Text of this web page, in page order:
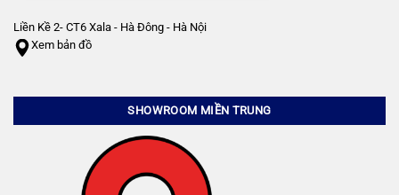
Liền Kề 2- CT6 Xala - Hà Đông - Hà Nội
Xem bản đồ
SHOWROOM MIỀN TRUNG